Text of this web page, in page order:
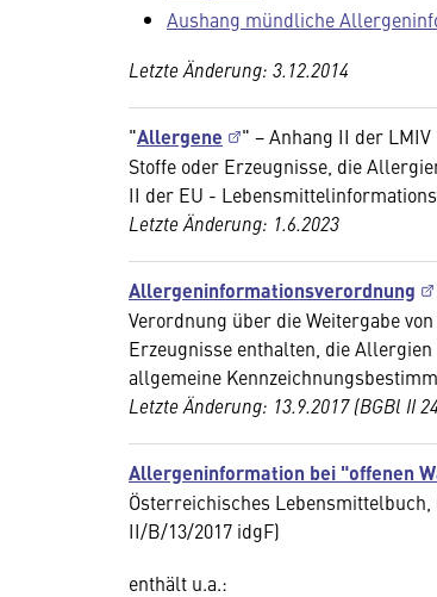
Aushang mündliche
Letzte Änderung: 3.12.2014
"Allergene
" − Anhang II der LMIV
Stoffe oder Erzeugnisse, die
II der EU -
Letzte Änderung: 1.6.2023
Allergeninformationsverordnung
Verordnung über die Weitergabe
Erzeugnisse enthalten, die
allgemeine
Letzte Änderung: 13.9.2017 (BGBl II
Allergeninformation bei "offenen
Österreichisches
II/B/13/2017 idgF)
enthält u.a.: